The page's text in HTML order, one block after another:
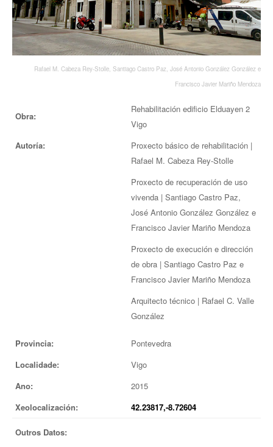
EUROPAN
Rafael M. Cabeza Rey-Stolle, Santiago Castro Paz, José Antonio González González e
Francisco Javier Mariño Mendoza
Obra:
Rehabilitación edificio Elduayen 2
Vigo
Autoría:
Proxecto básico de rehabilitación |
Rafael M. Cabeza Rey-Stolle
Proxecto de recuperación de uso
vivenda | Santiago Castro Paz,
José Antonio González González e
Francisco Javier Mariño Mendoza
Proxecto de execución e dirección
de obra | Santiago Castro Paz e
Francisco Javier Mariño Mendoza
Arquitecto técnico | Rafael C. Valle
González
Provincia:
Pontevedra
Localidade:
Vigo
Ano:
2015
Xeolocalización:
42.23817,-8.72604
Outros Datos: